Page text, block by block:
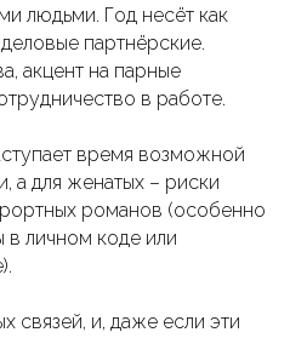
людьми. Год несёт как
партнёрские.
акцент на парные
в работе.
время возможной
а для женатых – риски
романов (особенно
в личном коде или
связей, и, даже если эти